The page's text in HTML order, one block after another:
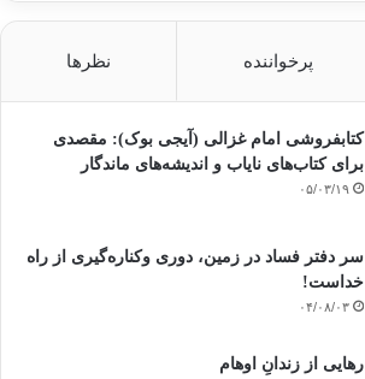
پرخواننده نظرها
کتابفروشی امام غزالی (آیجی بوک): مقصدی
برای کتاب‌های نایاب و اندیشه‌های ماندگار
۰۵/۰۳/۱۹
سر دفتر فساد در زمین‌، دوری وکناره‌گیری از راه
خداست‌!
۰۴/۰۸/۰۳
رهایی از زندانِ اوهام